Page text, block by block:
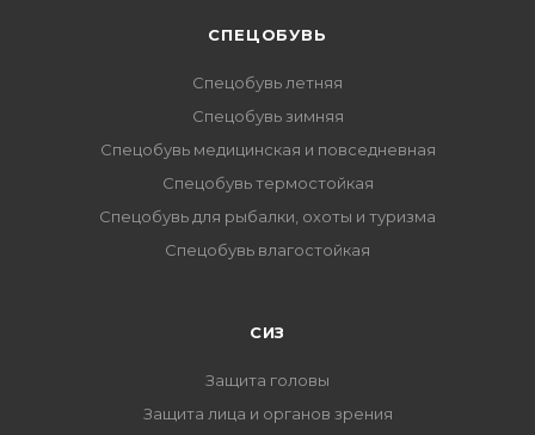
CПЕЦОБУВЬ
Спецобувь летняя
Спецобувь зимняя
Спецобувь медицинская и повседневная
Спецобувь термостойкая
Спецобувь для рыбалки, охоты и туризма
Спецобувь влагостойкая
СИЗ
Защита головы
Защита лица и органов зрения